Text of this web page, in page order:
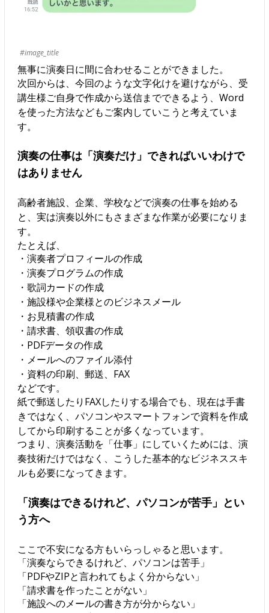
#image_title
無事に演奏日に間に合わせることができました。
次回からは、今回のような文字化けを避けながら、受
講生様ご自身で作成から送信までできるよう、Word
を使った方法などもご案内していこうと考えていま
す。
演奏の仕事は「演奏だけ」できればいいわけで
はありません
高齢者施設、企業、学校などで演奏の仕事を始める
と、実は演奏以外にもさまざまな作業が必要になりま
す。
たとえば、
・演奏者プロフィールの作成
・演奏プログラムの作成
・歌詞カードの作成
・施設様や企業様とのビジネスメール
・お見積書の作成
・請求書、領収書の作成
・PDFデータの作成
・メールへのファイル添付
・資料の印刷、郵送、FAX
などです。
紙で郵送したりFAXしたりする場合でも、現在は手書
きではなく、パソコンやスマートフォンで資料を作成
してから印刷することが多くなっています。
つまり、演奏活動を「仕事」にしていくためには、演
奏技術だけではなく、こうした基本的なビジネススキ
ルも必要になってきます。
「演奏はできるけれど、パソコンが苦手」とい
う方へ
ここで不安になる方もいらっしゃると思います。
「演奏ならできるけれど、パソコンは苦手」
「PDFやZIPと言われてもよく分からない」
「請求書を作ったことがない」
「施設へのメールの書き方が分からない」